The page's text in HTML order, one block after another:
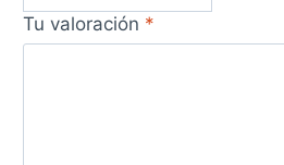
Tu valoración *